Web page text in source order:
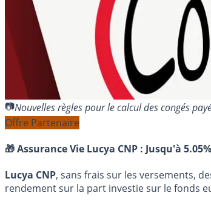
Nouvelles règles pour le calcul des congés
Offre Partenaire
🎁 Assurance Vie Lucya CNP : Jusqu'à
Lucya CNP, sans frais sur les versements,
rendement sur la part investie sur le fonds